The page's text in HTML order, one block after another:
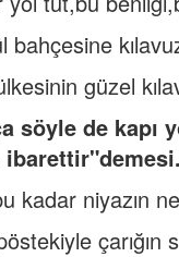
güzel
söyle de kapı
ibarettir"demesi.
kadar niyazın
çarığın